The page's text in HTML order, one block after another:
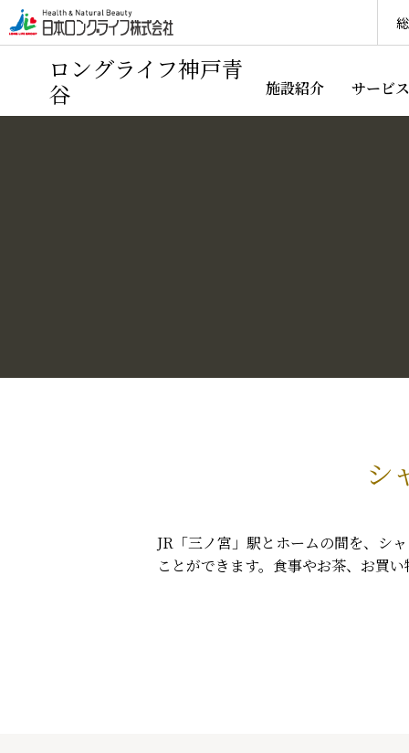
ロングライフ神戸青
谷
施設紹介 サービス
シ
JR「三ノ宮」駅とホームの間を、シ
ことができます。食事やお茶、お買